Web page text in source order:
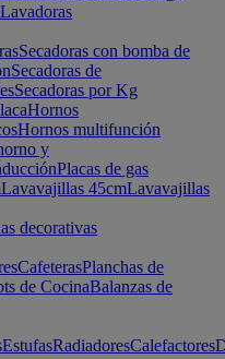
Lavadoras
Secadoras con bomba de
Secadoras de
Secadoras por Kg
Hornos
Hornos multifunción
y
Placas de gas
Lavavajillas 45cmLavavajillas
decorativas
CafeterasPlanchas de
de CocinaBalanzas de
EstufasRadiadoresCalefactores